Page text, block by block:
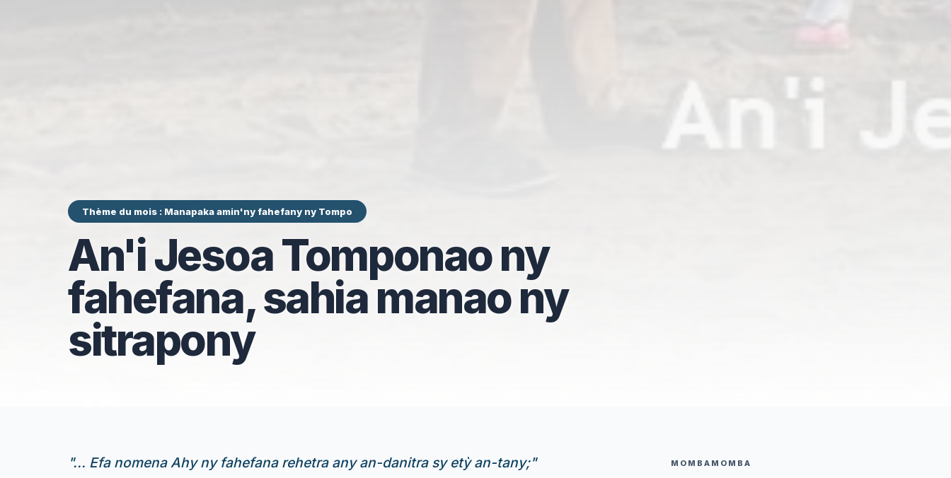
Thème du mois : Manapaka amin'ny fahefany ny Tompo
An'i Jesoa Tomponao ny
fahefana, sahia manao ny
sitrapony
"... Efa nomena Ahy ny fahefana rehetra any an-danitra sy etỳ an-tany;" MOMBAMOMBA